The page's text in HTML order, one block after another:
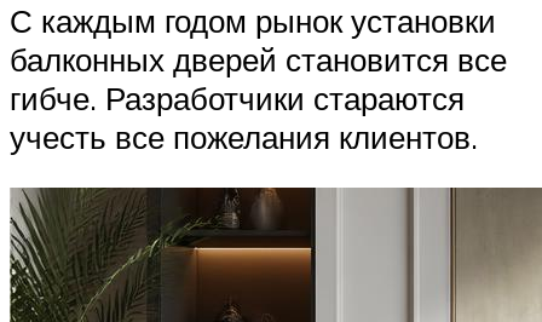
С каждым годом рынок установки
балконных дверей становится все
гибче. Разработчики стараются
учесть все пожелания клиентов.